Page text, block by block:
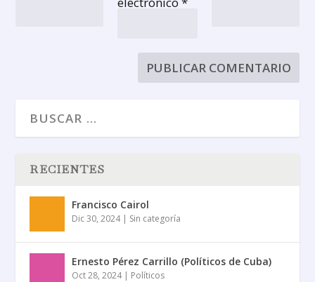
RECIENTES
Francisco Cairol
Dic 30, 2024| Sin categoría
Ernesto Pérez Carrillo (Políticos de Cuba)
Oct 28, 2024| Políticos